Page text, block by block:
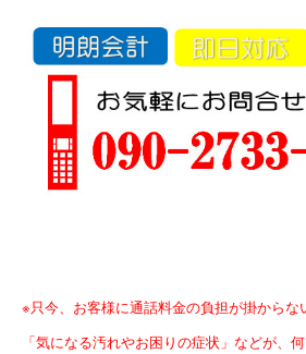
※只今、お客様に通話料金の負担が掛からな
「気になる汚れやお困りの症状」などが、